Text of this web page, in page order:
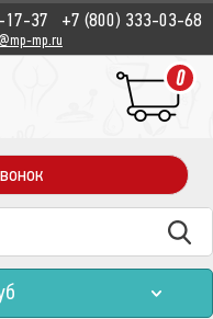
17-37 +7 (800) 333-03-68
mp.ru
0